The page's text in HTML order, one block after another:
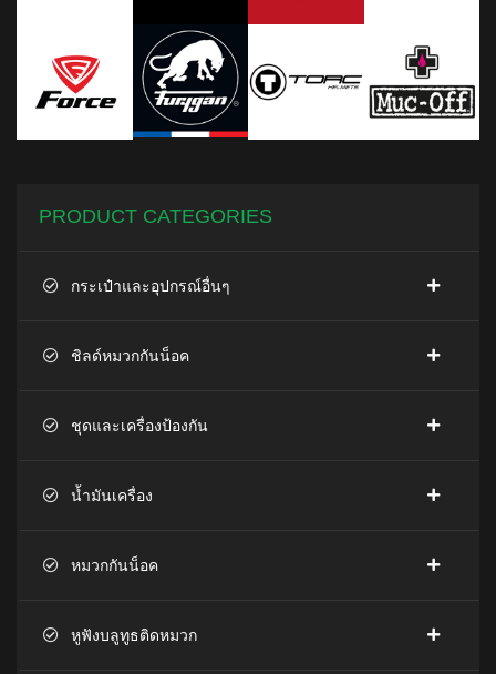
PRODUCT CATEGORIES
กระเป๋าและอุปกรณ์อื่นๆ
ชิลด์หมวกกันน็อค
ชุดและเครื่องป้องกัน
น้ำมันเครื่อง
หมวกกันน็อค
หูฟังบลูทูธติดหมวก